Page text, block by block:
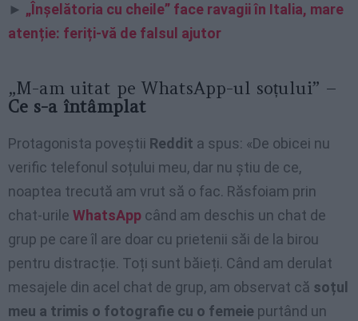
► „Înșelătoria cu cheile” face ravagii în Italia, mare
atenție: feriți-vă de falsul ajutor
„M-am uitat pe WhatsApp-ul soțului” –
Ce s-a întâmplat
Protagonista poveștii Reddit a spus: «De obicei nu
verific telefonul soțului meu, dar nu știu de ce,
noaptea trecută am vrut să o fac. Răsfoiam prin
chat-urile WhatsApp când am deschis un chat de
grup pe care îl are doar cu prietenii săi de la birou
pentru distracție. Toți sunt băieți. Când am derulat
mesajele din acel chat de grup, am observat că soțul
meu a trimis o fotografie cu o femeie purtând un